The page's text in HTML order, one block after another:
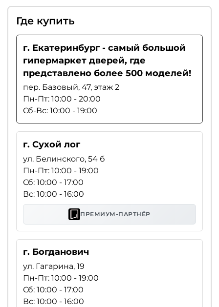
Где купить
г. Екатеринбург - самый большой
гипермаркет дверей, где
представлено более 500 моделей!
пер. Базовый, 47, этаж 2
Пн-Пт: 10:00 - 20:00
Сб-Вс: 10:00 - 19:00
г. Сухой лог
ул. Белинского, 54 б
Пн-Пт: 10:00 - 19:00
Сб: 10:00 - 17:00
Вс: 10:00 - 16:00
ПРЕМИУМ-ПАРТНЁР
г. Богданович
ул. Гагарина, 19
Пн-Пт: 10:00 - 19:00
Сб: 10:00 - 17:00
Вс: 10:00 - 16:00